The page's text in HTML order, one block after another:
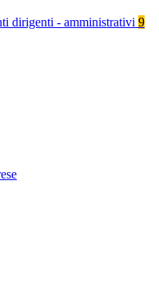
dirigenti - amministrativi 9